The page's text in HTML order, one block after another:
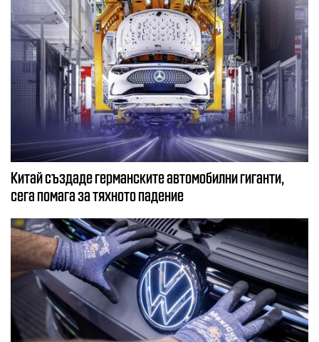
Китай създаде германските автомобилни гиганти,
сега помага за тяхното падение